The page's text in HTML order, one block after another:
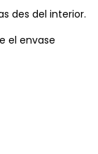
des del interior.
el envase